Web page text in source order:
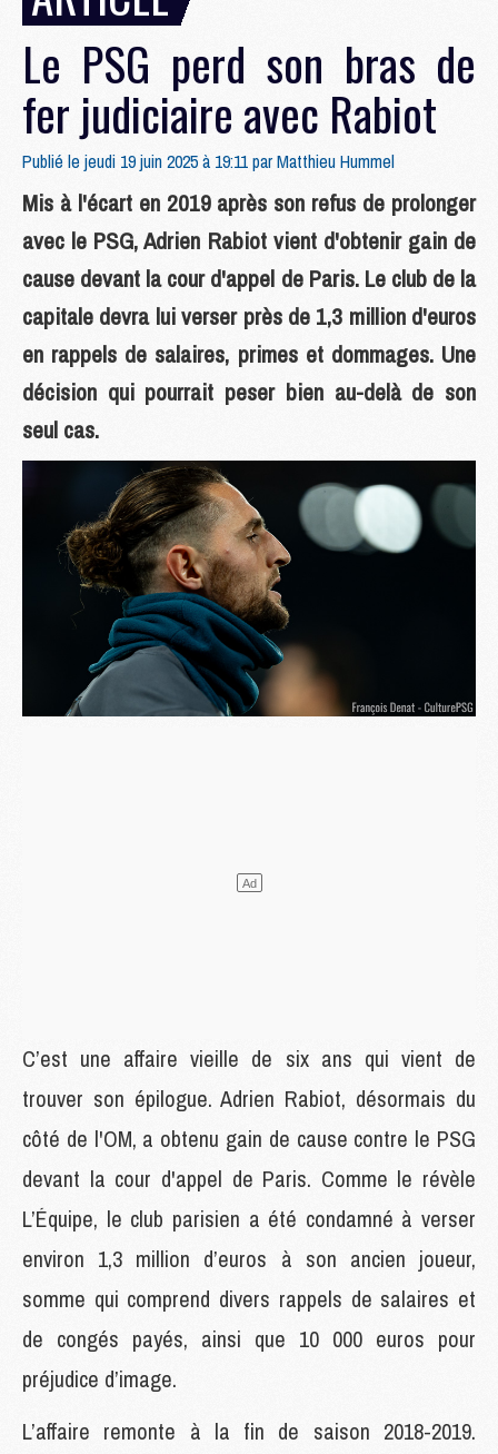
Le PSG perd son bras de
fer judiciaire avec Rabiot
Publié le jeudi 19 juin 2025 à 19:11 parMatthieu Hummel
Mis à l'écart en 2019 après son refus de prolonger
avec le PSG, Adrien Rabiot vient d'obtenir gain de
cause devant la cour d'appel de Paris. Le club de la
capitale devra lui verser près de 1,3 million d'euros
en rappels de salaires, primes et dommages. Une
décision qui pourrait peser bien au-delà de son
seul cas.
C’est une affaire vieille de six ans qui vient de
trouver son épilogue. Adrien Rabiot, désormais du
côté de l'OM, a obtenu gain de cause contre le PSG
devant la cour d'appel de Paris. Comme le révèle
L’Équipe, le club parisien a été condamné à verser
environ 1,3 million d’euros à son ancien joueur,
somme qui comprend divers rappels de salaires et
de congés payés, ainsi que 10 000 euros pour
préjudice d’image.
L’affaire remonte à la fin de saison 2018-2019.